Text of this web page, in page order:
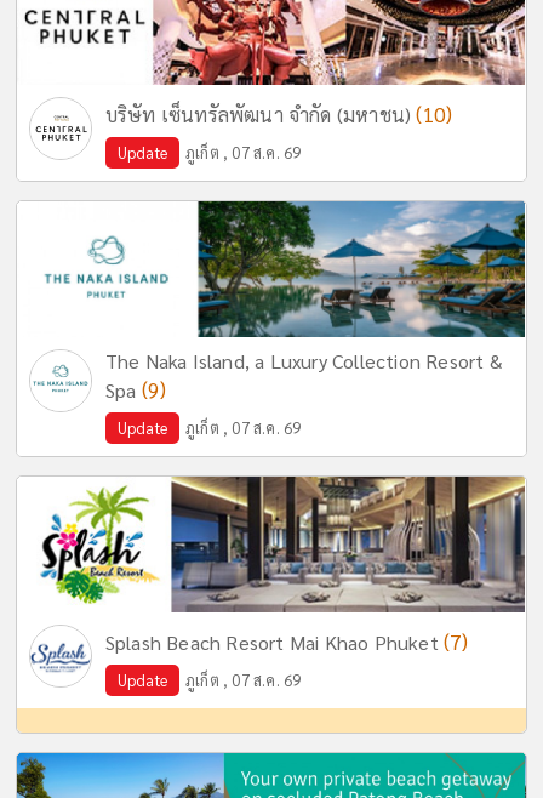
บริษัท เซ็นทรัลพัฒนา จำกัด (มหาชน)(10)
Update ภูเก็ต , 07 ส.ค. 69
The Naka Island, a Luxury Collection Resort &
Spa (9)
Update ภูเก็ต , 07 ส.ค. 69
Splash Beach Resort Mai Khao Phuket (7)
Update ภูเก็ต , 07 ส.ค. 69